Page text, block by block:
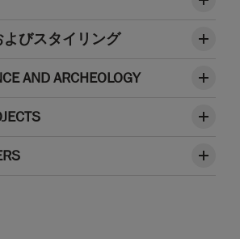
びスタイリング
AND ARCHEOLOGY